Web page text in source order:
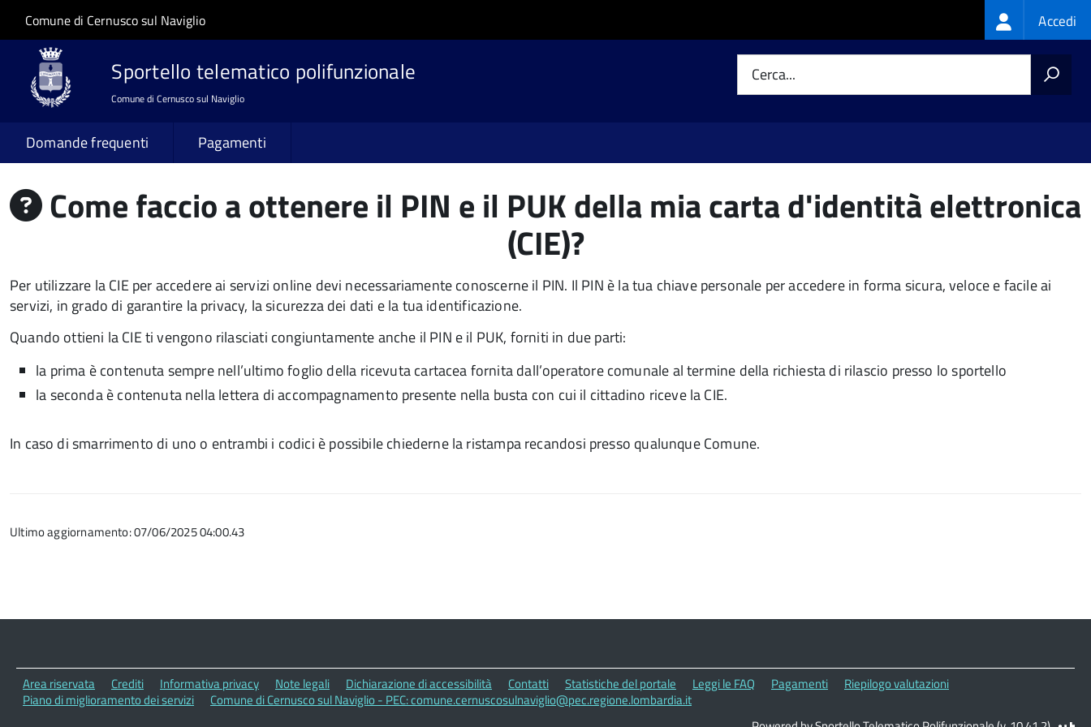
Salta al contenuto principale
Skip to site navigation
Comune di Cernusco sul Naviglio Login
menu
Accedi
Sportello telematico polifunzionale
Comune di Cernusco sul Naviglio
Cerca...
Domande frequenti Pagamenti
Come faccio a ottenere il PIN e il PUK della mia carta d'identità elettronica
(CIE)?
Per utilizzare la CIE per accedere ai servizi online devi necessariamente conoscerne il PIN. Il PIN è la tua chiave personale per accedere in forma sicura, veloce e facile ai
servizi, in grado di garantire la privacy, la sicurezza dei dati e la tua identificazione.
Quando ottieni la CIE ti vengono rilasciati congiuntamente anche il PIN e il PUK, forniti in due parti:
la prima è contenuta sempre nell’ultimo foglio della ricevuta cartacea fornita dall’operatore comunale al termine della richiesta di rilascio presso lo sportello
la seconda è contenuta nella lettera di accompagnamento presente nella busta con cui il cittadino riceve la CIE.
In caso di smarrimento di uno o entrambi i codici è possibile chiederne la ristampa recandosi presso qualunque Comune.
Ultimo aggiornamento: 07/06/2025 04:00.43
Area riservata Crediti Informativa privacy Note legali Dichiarazione di accessibilità Contatti Statistiche del portale Leggi le FAQ Pagamenti
Riepilogo valutazioni
Piano di miglioramento dei servizi
Comune di Cernusco sul Naviglio - PEC: comune.cernuscosulnaviglio@pec.regione.lombardia.it